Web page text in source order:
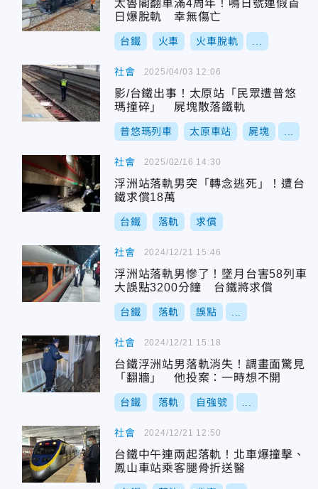
太魯閣翻車滿4周年！鳴日號連假首
日爆脫軌 幸無傷亡
台鐵 火車 火車脫軌
社會
影/台鐵出事！太原站「民眾遭普悠
瑪撞碎」 屍塊散落鐵軌
普悠瑪列車 太原車站 屍塊
2025/04/03 12:06
社會
浮洲站落軌男突「轉念逃死」！遭台
鐵求償18萬
台鐵 落軌 求償
2025/02/16 14:30
社會
浮洲站落軌男慘了！墜月台害58列車
大誤點3200分鐘 台鐵將求償
台鐵 落軌 誤點
2024/12/21 15:46
社會
台鐵浮洲站男落軌消失！調畫面驚見
「翻牆」 他投案：一時想不開
台鐵 落軌 自強號
2024/12/21 15:18
社會
台鐵中午連兩起落軌！北車爆撞擊、
鳳山車站乘客腿骨折送醫
2024/12/21 12:50